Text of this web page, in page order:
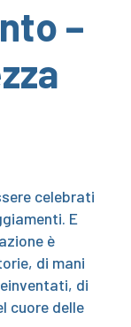
–
celebrati
E
è
di mani
di
cuore delle